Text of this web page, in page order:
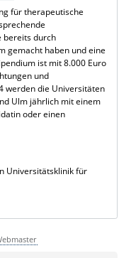
für therapeutische
bereits durch
gemacht haben und eine
ist mit 8.000 Euro
und
werden die Universitäten
Ulm jährlich mit einem
oder einen
Universitätsklinik für